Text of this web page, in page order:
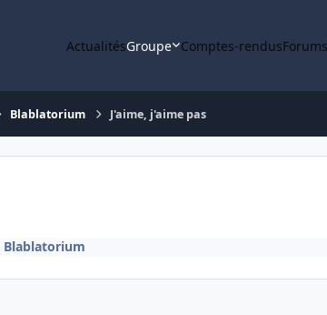
ActualitésGroupe Comptes-rendusForums
Blablatorium J'aime, j'aime pas
Blablatorium